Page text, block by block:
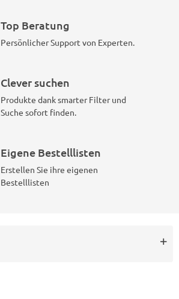
Top Beratung
Persönlicher Support von Experten.
Clever suchen
Produkte dank smarter Filter und
Suche sofort finden.
Eigene Bestelllisten
Erstellen Sie ihre eigenen
Bestelllisten